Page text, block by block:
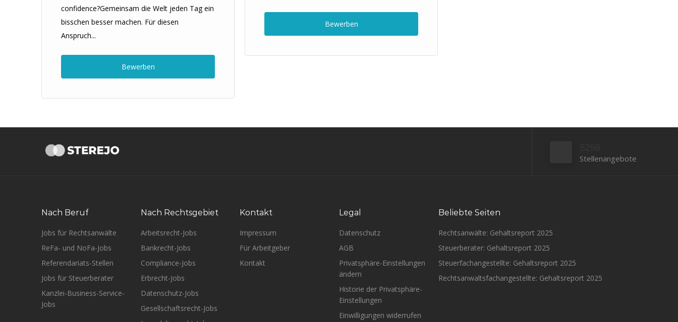
confidence?Gemeinsam die Welt jeden Tag ein
bisschen besser machen. Für diesen
Anspruch...
Bewerben
Bewerben
Stellenangebote
Nach Beruf
Jobs für Rechtsanwälte
ReFa- und NoFa-Jobs
Referendariats-Stellen
Jobs für Steuerberater
Kanzlei-Business-Service-
Jobs
Nach Rechtsgebiet
Arbeitsrecht-Jobs
Bankrecht-Jobs
Compliance-Jobs
Erbrecht-Jobs
Datenschutz-Jobs
Gesellschaftsrecht-Jobs
Kontakt
Impressum
Für Arbeitgeber
Kontakt
Legal
Datenschutz
AGB
Privatsphäre-Einstellungen
ändern
Historie der Privatsphäre-
Einstellungen
Einwilligungen widerrufen
Beliebte Seiten
Rechtsanwälte: Gehaltsreport 2025
Steuerberater: Gehaltsreport 2025
Steuerfachangestellte: Gehaltsreport 2025
Rechtsanwaltsfachangestellte: Gehaltsreport 2025